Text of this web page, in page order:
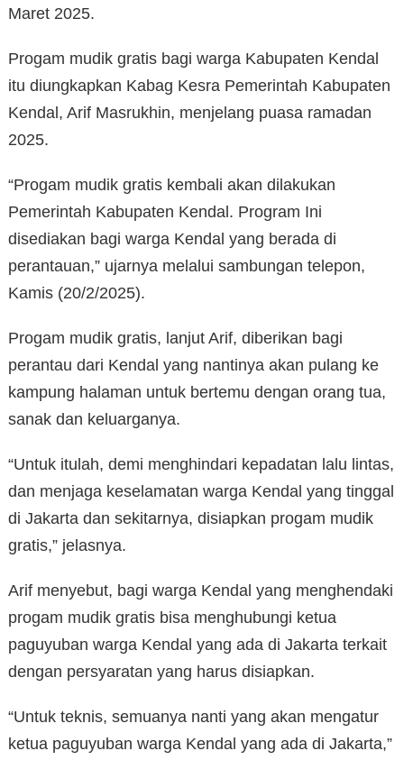
Maret 2025.
Progam mudik gratis bagi warga Kabupaten Kendal
itu diungkapkan Kabag Kesra Pemerintah Kabupaten
Kendal, Arif Masrukhin, menjelang puasa ramadan
2025.
“Progam mudik gratis kembali akan dilakukan
Pemerintah Kabupaten Kendal. Program Ini
disediakan bagi warga Kendal yang berada di
perantauan,” ujarnya melalui sambungan telepon,
Kamis (20/2/2025).
Progam mudik gratis, lanjut Arif, diberikan bagi
perantau dari Kendal yang nantinya akan pulang ke
kampung halaman untuk bertemu dengan orang tua,
sanak dan keluarganya.
“Untuk itulah, demi menghindari kepadatan lalu lintas,
dan menjaga keselamatan warga Kendal yang tinggal
di Jakarta dan sekitarnya, disiapkan progam mudik
gratis,” jelasnya.
Arif menyebut, bagi warga Kendal yang menghendaki
progam mudik gratis bisa menghubungi ketua
paguyuban warga Kendal yang ada di Jakarta terkait
dengan persyaratan yang harus disiapkan.
“Untuk teknis, semuanya nanti yang akan mengatur
ketua paguyuban warga Kendal yang ada di Jakarta,”